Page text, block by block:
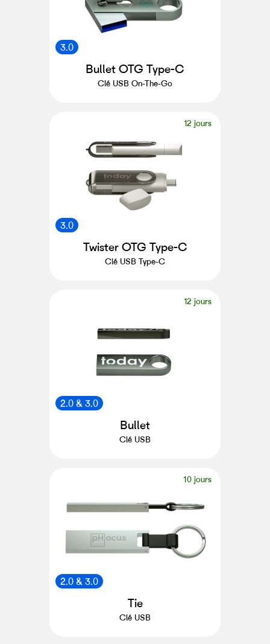
3.0
Bullet OTG Type-C
Clé USB On-The-Go
12 jours
3.0
Twister OTG Type-C
Clé USB Type-C
12 jours
2.0 & 3.0
Bullet
Clé USB
10 jours
2.0 & 3.0
Tie
Clé USB